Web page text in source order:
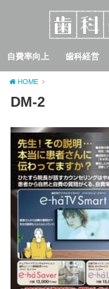
自費率向上 歯科経営
HOME
DM-2